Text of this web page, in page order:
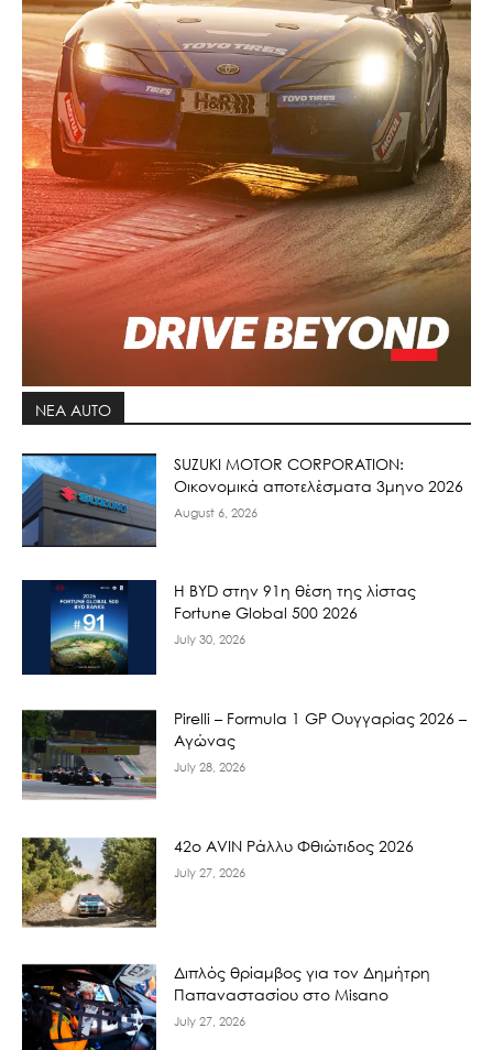
ΝΕΑ AUTO
SUZUKI MOTOR CORPORATION:
Οικονομικά αποτελέσματα 3μηνο 2026
August 6, 2026
Η BYD στην 91η θέση της λίστας
Fortune Global 500 2026
July 30, 2026
Pirelli – Formula 1 GP Ουγγαρίας 2026 –
Αγώνας
July 28, 2026
42ο AVIN Ράλλυ Φθιώτιδος 2026
July 27, 2026
Διπλός θρίαμβος για τον Δημήτρη
Παπαναστασίου στο Misano
July 27, 2026